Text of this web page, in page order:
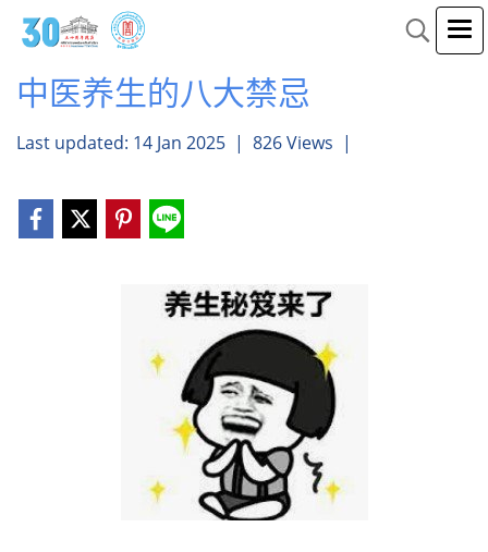
中医养生的八大禁忌
Last updated: 14 Jan 2025 | 826 Views |